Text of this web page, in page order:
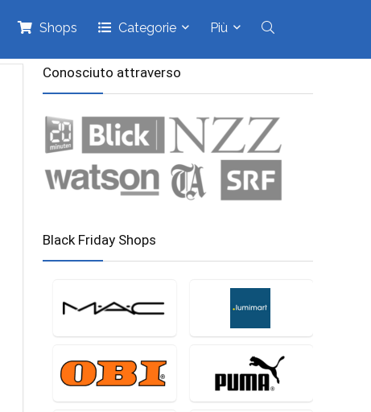
Shops Categorie Più
Conosciuto attraverso
Black Friday Shops